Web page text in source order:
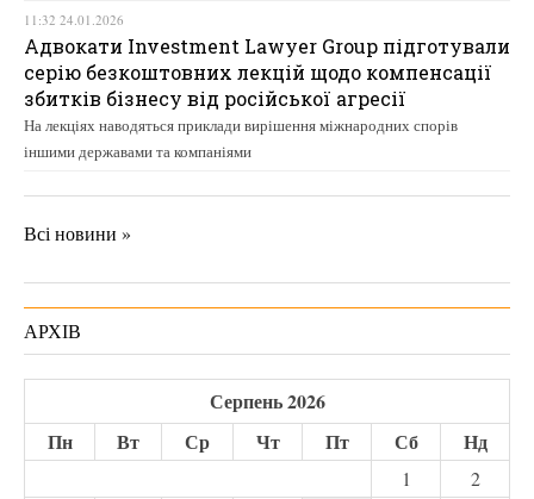
11:32 24.01.2026
Адвокати Investment Lawyer Group підготували
серію безкоштовних лекцій щодо компенсації
збитків бізнесу від російської агресії
На лекціях наводяться приклади вирішення міжнародних спорів
іншими державами та компаніями
Всі новини »
АРХІВ
Серпень 2026
Пн
Вт Ср Чт Пт Сб Нд
1
2